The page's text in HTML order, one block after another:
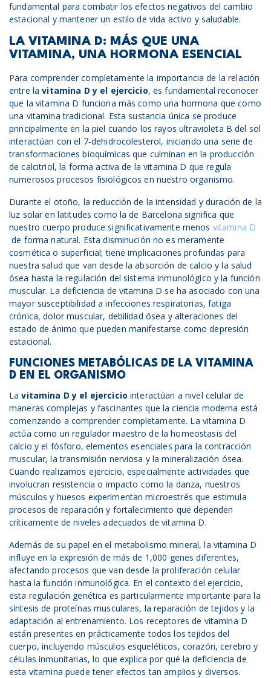
fundamental para combatir los efectos negativos del cambio
estacional y mantener un estilo de vida activo y saludable.
LA VITAMINA D: MÁS QUE UNA
VITAMINA, UNA HORMONA ESENCIAL
Para comprender completamente la importancia de la relación
entre lavitamina D y el ejercicio, es fundamental reconocer
que la vitamina D funciona más como una hormona que como
una vitamina tradicional. Esta sustancia única se produce
principalmente en la piel cuando los rayos ultravioleta B del sol
interactúan con el 7-dehidrocolesterol, iniciando una serie de
transformaciones bioquímicas que culminan en la producción
de calcitriol, la forma activa de la vitamina D que regula
numerosos procesos fisiológicos en nuestro organismo.
Durante el otoño, la reducción de la intensidad y duración de la
luz solar en latitudes como la de Barcelona significa que
nuestro cuerpo produce significativamente menos vitamina D
de forma natural. Esta disminución no es meramente
cosmética o superficial; tiene implicaciones profundas para
nuestra salud que van desde la absorción de calcio y la salud
ósea hasta la regulación del sistema inmunológico y la función
muscular. La deficiencia de vitamina D se ha asociado con una
mayor susceptibilidad a infecciones respiratorias, fatiga
crónica, dolor muscular, debilidad ósea y alteraciones del
estado de ánimo que pueden manifestarse como depresión
estacional.
FUNCIONES METABÓLICAS DE LA VITAMINA
D EN EL ORGANISMO
Lavitamina D y el ejercicio interactúan a nivel celular de
maneras complejas y fascinantes que la ciencia moderna está
comenzando a comprender completamente. La vitamina D
actúa como un regulador maestro de la homeostasis del
calcio y el fósforo, elementos esenciales para la contracción
muscular, la transmisión nerviosa y la mineralización ósea.
Cuando realizamos ejercicio, especialmente actividades que
involucran resistencia o impacto como la danza, nuestros
músculos y huesos experimentan microestrés que estimula
procesos de reparación y fortalecimiento que dependen
críticamente de niveles adecuados de vitamina D.
Además de su papel en el metabolismo mineral, la vitamina D
influye en la expresión de más de 1,000 genes diferentes,
afectando procesos que van desde la proliferación celular
hasta la función inmunológica. En el contexto del ejercicio,
esta regulación genética es particularmente importante para la
síntesis de proteínas musculares, la reparación de tejidos y la
adaptación al entrenamiento. Los receptores de vitamina D
están presentes en prácticamente todos los tejidos del
cuerpo, incluyendo músculos esqueléticos, corazón, cerebro y
células inmunitarias, lo que explica por qué la deficiencia de
esta vitamina puede tener efectos tan amplios y diversos.